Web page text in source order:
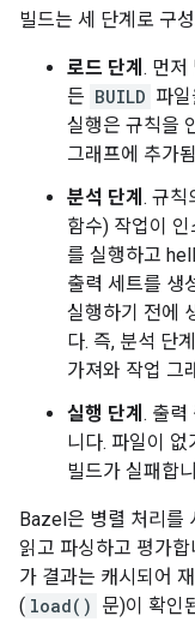
빌드는 세 단계로 구
로드 단계 . 먼저
든 BUILD 파
실행은 규칙을
그래프에 추가
분석 단계 . 규칙
함수) 작업이
를 실행하고
출력 세트를 생
실행하기 전에
다. 즉, 분석 단
가져와 작업 그
실행 단계 . 출력
니다. 파일이
빌드가 실패합
Bazel은 병렬 처리를
읽고 파싱하고 평가
가 결과는 캐시되어
( load() 문)이 확인